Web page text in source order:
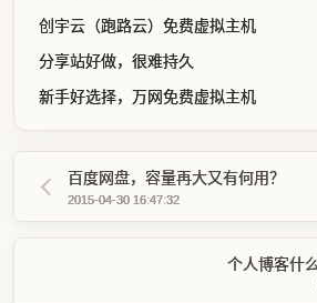
创宇云（跑路云）免费虚拟主机
分享站好做，很难持久
新手好选择，万网免费虚拟主机
百度网盘，容量再大又有何用？
2015-04-30 16:47:32
个人博客什